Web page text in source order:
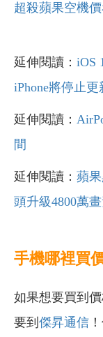
超殺蘋果空機價
延伸閱讀： iOS
iPhone將停止更
延伸閱讀：
間
延伸閱讀： 蘋
頭升級4800萬
手機哪裡買
如果想要買到
要到 傑昇通信